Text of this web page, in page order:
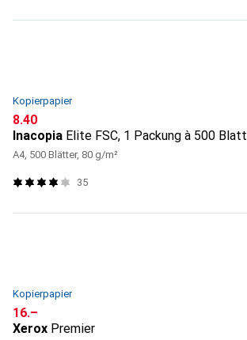
Kopierpapier
CHF
8.40
Inacopia Elite FSC, 1 Packung à 500 Blatt
A4, 500 Blätter, 80 g/m²
35
Kopierpapier
CHF
16.–
Xerox Premier